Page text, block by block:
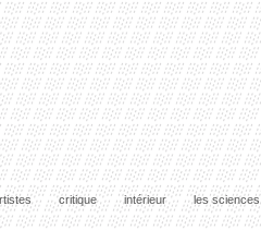
critique intérieur les sciences